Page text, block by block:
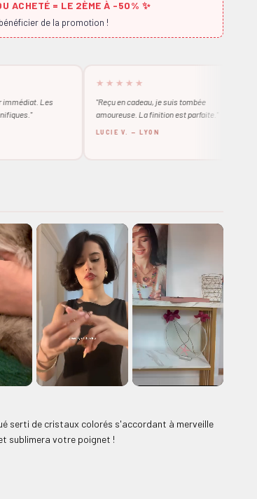
ACHETÉ = LE 2ÈME À -50% ✨
de la promotion !
★★★★★
"Reçu en cadeau, je suis tombée
amoureuse. La finition est parfaite."
LUCIE V. — LYON
au rendez-
serti de cristaux colorés s'accordant à merveille
sublimera votre poignet !